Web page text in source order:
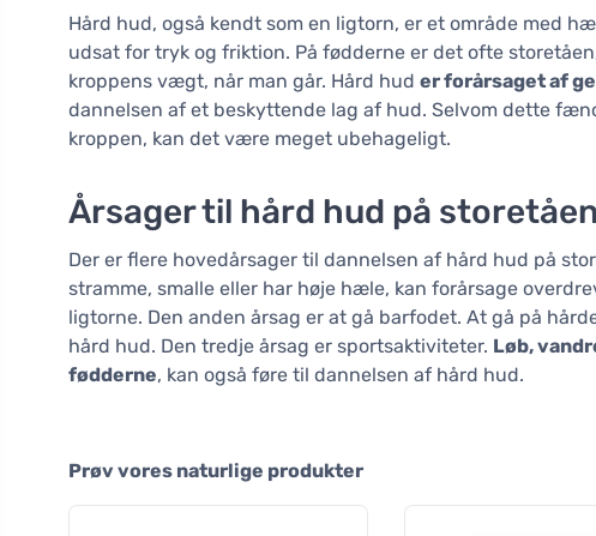
Hård hud, også kendt som en ligtorn, er et område med
udsat for tryk og friktion. På fødderne er det ofte
kroppens vægt, når man går. Hård hud er forårsaget af
dannelsen af et beskyttende lag af hud. Selvom dette
kroppen, kan det være meget ubehageligt.
Årsager til hård hud på storetåen
Der er flere hovedårsager til dannelsen af hård hud på
stramme, smalle eller har høje hæle, kan forårsage
ligtorne. Den anden årsag er at gå barfodet. At gå på
hård hud. Den tredje årsag er sportsaktiviteter. Løb,
fødderne, kan også føre til dannelsen af hård hud.
Prøv vores naturlige produkter